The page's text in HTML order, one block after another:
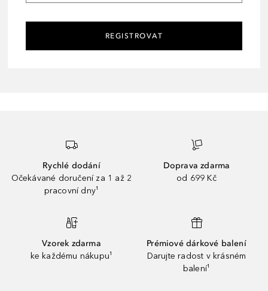
REGISTROVAT
Rychlé dodání
Očekávané doručení za 1 až 2
pracovní dny¹
Doprava zdarma
od 699 Kč
Vzorek zdarma
ke každému nákupu¹
Prémiové dárkové balení
Darujte radost v krásném
balení¹